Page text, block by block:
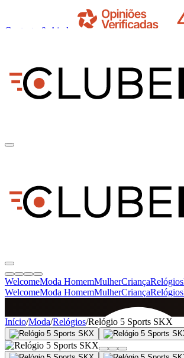
Contacto & Ajuda
WelcomeModa HomemMulherCriançaRelógios
WelcomeModa HomemMulherCriançaRelógios
SINCE 2005
Início/Moda/Relógios/Relógio 5 Sports SKX